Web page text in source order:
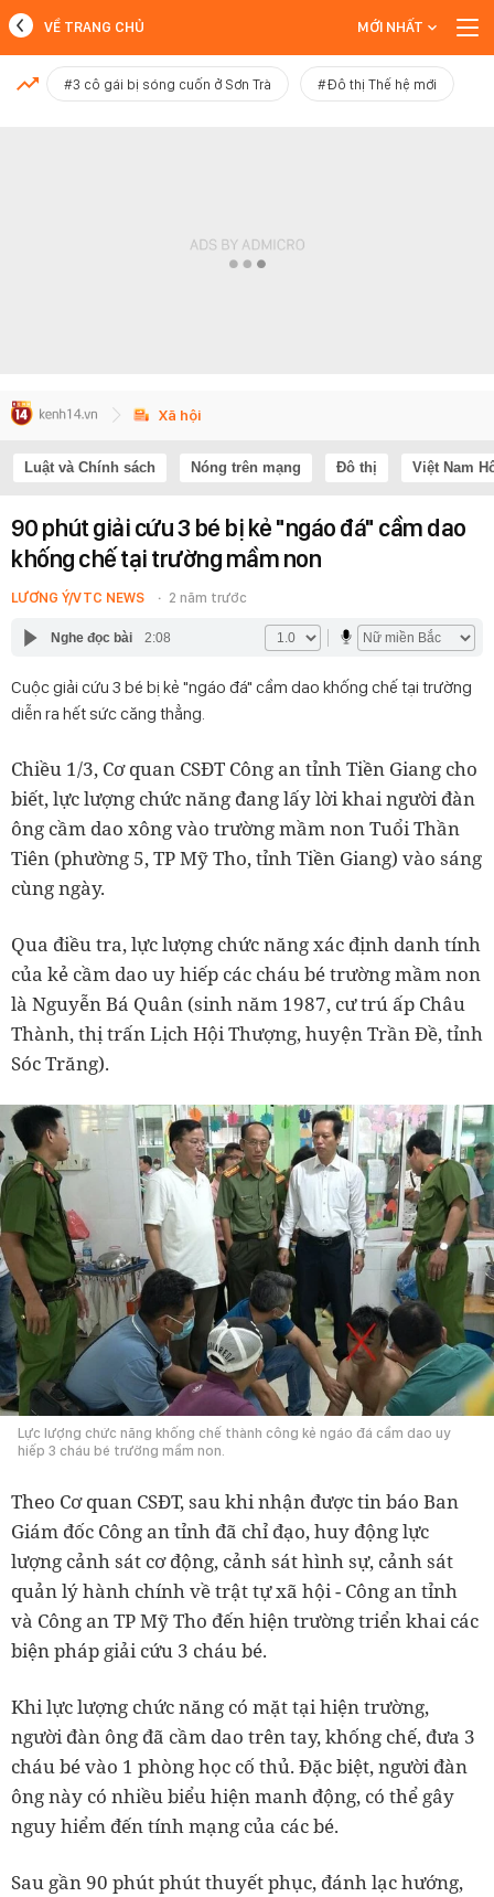
MỚI NHẤT
VỀ TRANG CHỦ MỚI NHẤT
#3 cô gái bị sóng cuốn ở Sơn Trà #Đô thị Thế hệ mới
Xã hội
Luật và Chính sách Nóng trên mạng Đô thị Việt Nam
90 phút giải cứu 3 bé bị kẻ "ngáo đá" cầm dao
khống chế tại trường mầm non
LƯƠNG Ý/VTC NEWS 2 năm trước
Nghe đọc bài 2:08
Cuộc giải cứu 3 bé bị kẻ "ngáo đá" cầm dao khống chế tại trường
diễn ra hết sức căng thẳng.
Chiều 1/3, Cơ quan CSĐT Công an tỉnh Tiền Giang cho
biết, lực lượng chức năng đang lấy lời khai người đàn
ông cầm dao xông vào trường mầm non Tuổi Thần
Tiên (phường 5, TP Mỹ Tho, tỉnh Tiền Giang) vào sáng
cùng ngày.
Qua điều tra, lực lượng chức năng xác định danh tính
của kẻ cầm dao uy hiếp các cháu bé trường mầm non
là Nguyễn Bá Quân (sinh năm 1987, cư trú ấp Châu
Thành, thị trấn Lịch Hội Thượng, huyện Trần Đề, tỉnh
Sóc Trăng).
Lực lượng chức năng khống chế thành công kẻ ngáo đá cầm dao uy
hiếp 3 cháu bé trường mầm non.
Theo Cơ quan CSĐT, sau khi nhận được tin báo Ban
Giám đốc Công an tỉnh đã chỉ đạo, huy động lực
lượng cảnh sát cơ động, cảnh sát hình sự, cảnh sát
quản lý hành chính về trật tự xã hội - Công an tỉnh
và Công an TP Mỹ Tho đến hiện trường triển khai các
biện pháp giải cứu 3 cháu bé.
Khi lực lượng chức năng có mặt tại hiện trường,
người đàn ông đã cầm dao trên tay, khống chế, đưa 3
cháu bé vào 1 phòng học cố thủ. Đặc biệt, người đàn
ông này có nhiều biểu hiện manh động, có thể gây
nguy hiểm đến tính mạng của các bé.
Sau gần 90 phút phút thuyết phục, đánh lạc hướng,